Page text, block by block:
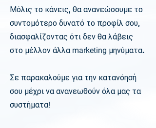
Μόλις το κάνεις, θα ανανεώσουμε το
συντομότερο δυνατό το προφίλ σου,
διασφαλίζοντας ότι δεν θα λάβεις
στο μέλλον άλλα marketing μηνύματα.
Σε παρακαλούμε για την κατανόησή
σου μέχρι να ανανεωθούν όλα μας τα
συστήματα!